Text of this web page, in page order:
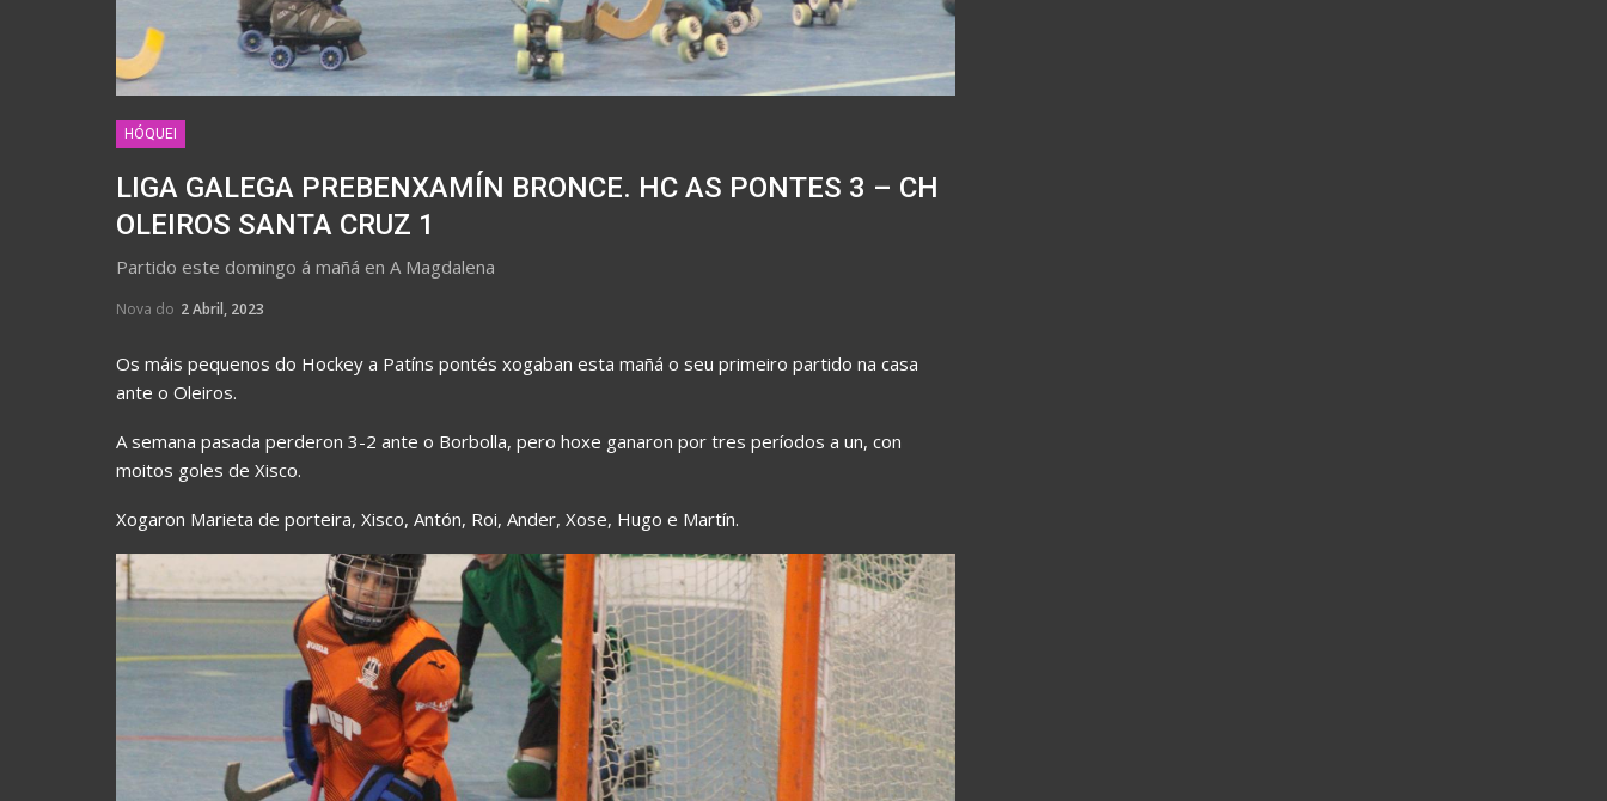
HÓQUEI
LIGA GALEGA PREBENXAMÍN BRONCE. HC AS PONTES 3 – CH
OLEIROS SANTA CRUZ 1
Partido este domingo á mañá en A Magdalena
Nova do 2 Abril, 2023
Os máis pequenos do Hockey a Patíns pontés xogaban esta mañá o seu primeiro partido na casa
ante o Oleiros.
A semana pasada perderon 3-2 ante o Borbolla, pero hoxe ganaron por tres períodos a un, con
moitos goles de Xisco.
Xogaron Marieta de porteira, Xisco, Antón, Roi, Ander, Xose, Hugo e Martín.